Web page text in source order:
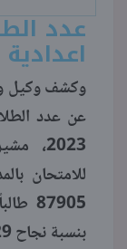
عدد
اعدادية
وكشف وكيل
عن عدد
2023،
بنسبة نجاح 74.29 %.